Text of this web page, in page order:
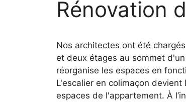
Rénovation
Nos architectes ont été
et deux étages au sommet
réorganise les espaces en
L'escalier en colimaçon
espaces de l'appartement. À